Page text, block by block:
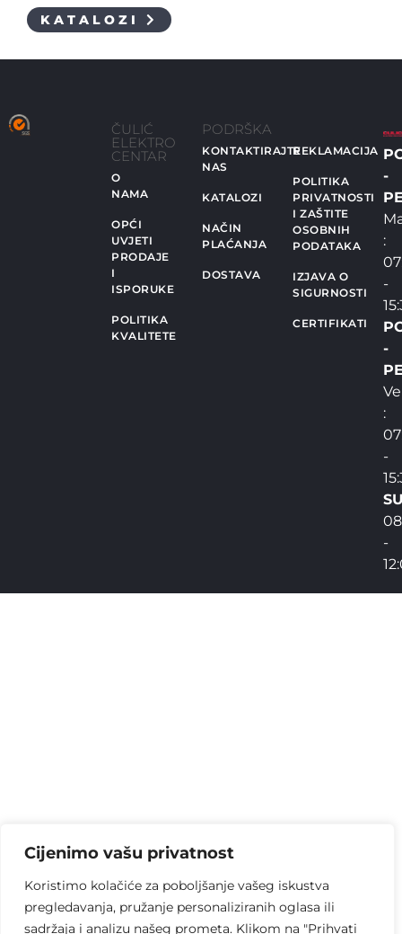
Cijenimo vašu privatnost
Koristimo kolačiće za poboljšanje vašeg iskustva
pregledavanja, pružanje personaliziranih oglasa ili
sadržaja i analizu našeg prometa. Klikom na "Prihvati
KATALOZI
ČULIĆ
ELEKTRO
CENTAR
O
NAMA
OPĆI
UVJETI
PRODAJE
I
ISPORUKE
POLITIKA
KVALITETE
PODRŠKA
KONTAKTIRAJTE
NAS
KATALOZI
NAČIN
PLAĆANJA
DOSTAVA
REKLAMACIJA
POLITIKA
PRIVATNOSTI
I ZAŠTITE
OSOBNIH
PODATAKA
IZJAVA O
SIGURNOSTI
CERTIFIKATI
-
:
-
-
:
-
-